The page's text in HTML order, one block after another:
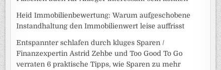
Heid Immobilienbewertung: Warum aufgeschobene
Instandhaltung den Immobilienwert leise auffrisst
Entspannter schlafen durch kluges Sparen /
Finanzexpertin Astrid Zehbe und Too Good To Go
verraten 6 praktische Tipps, wie Sparen zu mehr